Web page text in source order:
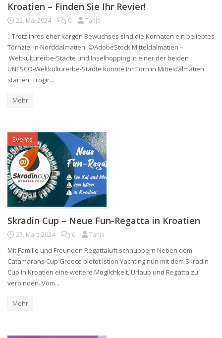
Kroatien – Finden Sie Ihr Revier!
22. Mai 2024 0 Tanja
...Trotz ihres eher kargen Bewuchses sind die Kornaten ein beliebtes
Törnziel in Norddalmatien. ©AdobeStock Mitteldalmatien –
Weltkulturerbe-Städte und Inselhopping In einer der beiden
UNESCO-Weltkulturerbe-Städte könnte Ihr Törn in Mitteldalmatien
starten. Trogir...
Mehr
Events
Skradin Cup – Neue Fun-Regatta in Kroatien
27. März 2024 0 Tanja
Mit Familie und Freunden Regattaluft schnuppern Neben dem
Catamarans Cup Greece bietet Istion Yachting nun mit dem Skradin
Cup in Kroatien eine weitere Möglichkeit, Urlaub und Regatta zu
verbinden. Vom...
Mehr